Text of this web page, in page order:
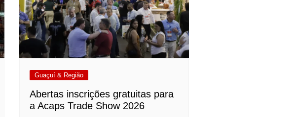
Guaçuí & Região
Abertas inscrições gratuitas para
a Acaps Trade Show 2026